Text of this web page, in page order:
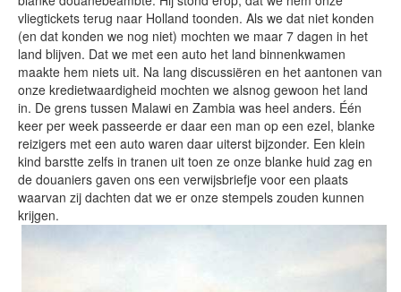
vliegtickets terug naar Holland toonden. Als we dat niet konden
(en dat konden we nog niet) mochten we maar 7 dagen in het
land blijven. Dat we met een auto het land binnenkwamen
maakte hem niets uit. Na lang discussiëren en het aantonen van
onze kredietwaardigheid mochten we alsnog gewoon het land
in. De grens tussen Malawi en Zambia was heel anders. Één
keer per week passeerde er daar een man op een ezel, blanke
reizigers met een auto waren daar uiterst bijzonder. Een klein
kind barstte zelfs in tranen uit toen ze onze blanke huid zag en
de douaniers gaven ons een verwijsbriefje voor een plaats
waarvan zij dachten dat we er onze stempels zouden kunnen
krijgen.